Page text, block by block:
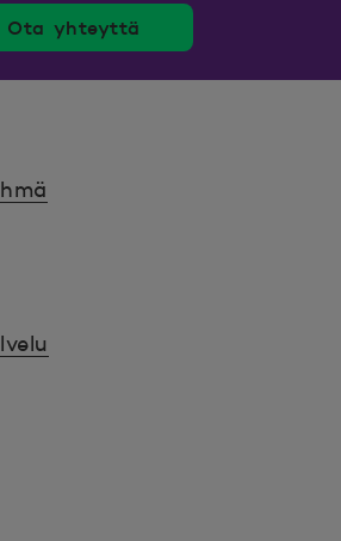
Ota yhteyttä